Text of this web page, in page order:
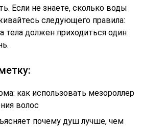
Если не знаете, сколько воды
следующего правила:
тела должен приходиться один
как использовать мезороллер
волос
почему душ лучше, чем